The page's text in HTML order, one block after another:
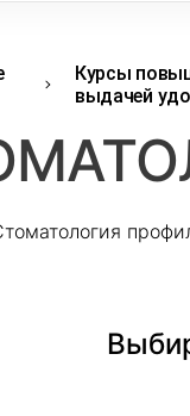
Курсы
выдачей